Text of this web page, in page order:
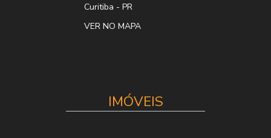
Curitiba - PR
VER NO MAPA
IMÓVEIS